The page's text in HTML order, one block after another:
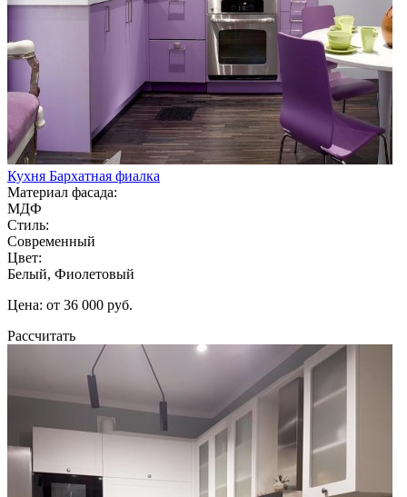
Кухня Бархатная фиалка
Материал фасада:
МДФ
Стиль:
Современный
Цвет:
Белый, Фиолетовый
Цена: от 36 000 руб.
Рассчитать